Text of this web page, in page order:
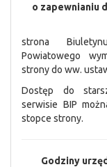
o zapewnianiu
strona
Powiatowego
strony do ww.
Dostęp do
serwisie BIP
stopce strony.
Godziny